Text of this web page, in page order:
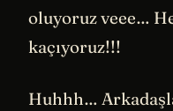
oluyoruz veee…
kaçıyoruz!!!
Huhhh…